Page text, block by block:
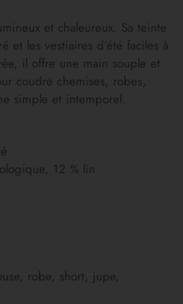
et chaleureux. Sa teinte
les vestiaires d’été faciles à
il offre une main souple et
coudre chemises, robes,
simple et intemporel.
12 % lin
robe, short, jupe,